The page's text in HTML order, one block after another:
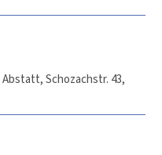
Abstatt, Schozachstr. 43,